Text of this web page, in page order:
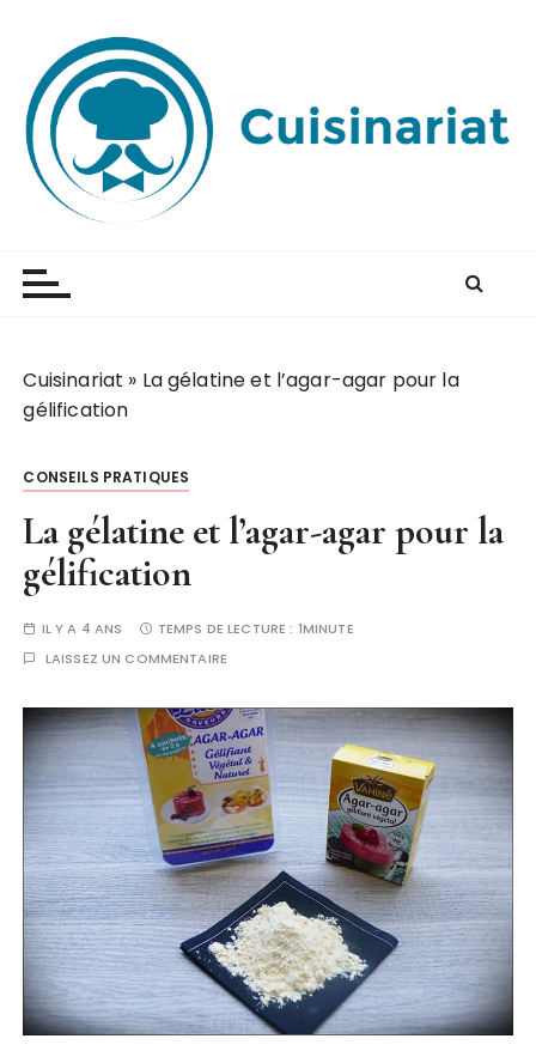
Cuisinariat » La gélatine et l’agar-agar pour la
gélification
CONSEILS PRATIQUES
La gélatine et l’agar-agar pour la
gélification
IL Y A 4 ANS TEMPS DE LECTURE : 1MINUTE
LAISSEZ UN COMMENTAIRE